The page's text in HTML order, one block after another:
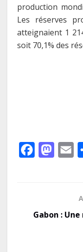
production
Les réserves
atteignaient 1
soit 70,1% des
F
o
M
o
E
Gabon :